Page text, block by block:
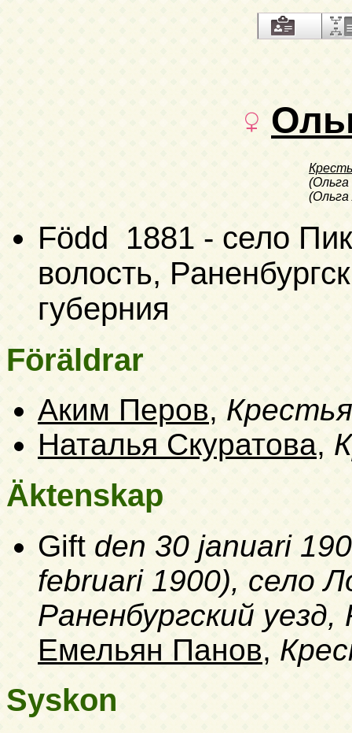
(Ольга
(Ольга
Född 1881 - село
волость,
губерния
Föräldrar
Аким Перов,
Наталья Скуратова,
Äktenskap
Gift den 30 januari
februari 1900), село
Раненбургский
Емельян Панов,
Syskon